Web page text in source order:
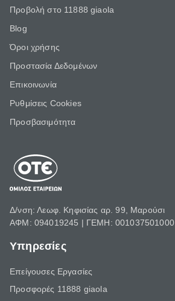
Προβολή στο 11888 giaola
Blog
Όροι χρήσης
Προστασία Δεδομένων
Επικοινωνία
Ρυθμίσεις Cookies
Προσβασιμότητα
Δ/νση: Λεωφ. Κηφισίας αρ. 99, Μαρούσι
ΑΦΜ: 094019245 | ΓΕΜΗ: 001037501000
Υπηρεσίες
Επείγουσες Εργασίες
Προσφορές 11888 giaola